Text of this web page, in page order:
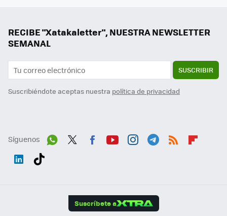
RECIBE "Xatakaletter", NUESTRA NEWSLETTER
SEMANAL
SUSCRIBIR
Suscribiéndote aceptas nuestra política de privacidad
Síguenos
Suscríbete a